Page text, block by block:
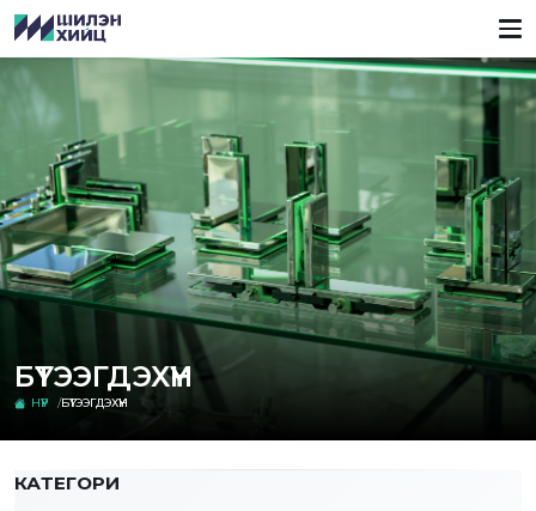
БҮТЭЭГДЭХҮҮН
НҮҮР БҮТЭЭГДЭХҮҮН
КАТЕГОРИ